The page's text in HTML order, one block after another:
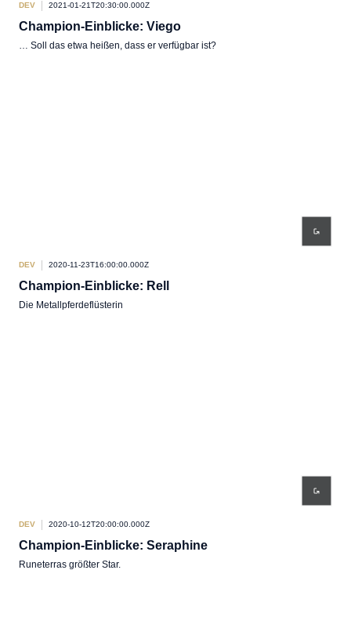
DEV 2021-01-21T20:30:00.000Z
Champion-Einblicke: Viego
… Soll das etwa heißen, dass er verfügbar ist?
DEV 2020-11-23T16:00:00.000Z
Champion-Einblicke: Rell
Die Metallpferdeflüsterin
DEV 2020-10-12T20:00:00.000Z
Champion-Einblicke: Seraphine
Runeterras größter Star.